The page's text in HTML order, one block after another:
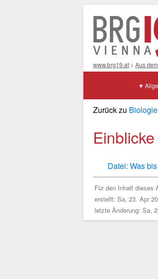
www.brg19.at > Aus
Zurück zu Biologie
Datei: Was
Für den Inhalt dieses
erstellt: Sa, 23. Apr
letzte Änderung: Sa,